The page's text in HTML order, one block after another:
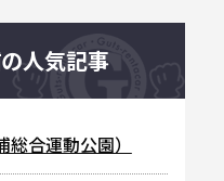
人気記事
合運動公園）